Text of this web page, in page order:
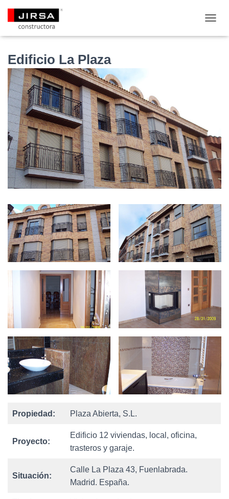
A
E
N
A
V
E
C
I
Ó
N
Edificio La Plaza
Propiedad: Plaza Abierta, S.L.
Proyecto:
Edificio 12 viviendas, local, oficina,
trasteros y garaje.
Situación:
Calle La Plaza 43, Fuenlabrada.
Madrid. España.